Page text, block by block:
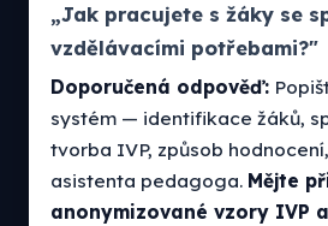
„Jak pracujete s žáky se
vzdělávacími potřebami?"
Doporučená odpověď:
systém — identifikace žáků,
tvorba IVP, způsob
asistenta pedagoga. Mějte
anonymizované vzory IVP